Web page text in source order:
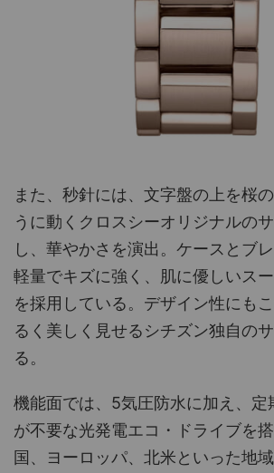
また、秒針には、文字盤の上を桜
うに動くクロスシーオリジナルの
し、華やかさを演出。ケースとブ
軽量でキズに強く、肌に優しいス
を採用している。デザイン性にも
るく美しく見せるシチズン独自の
る。
機能面では、5気圧防水に加え、定
が不要な光発電エコ・ドライブを
国、ヨーロッパ、北米といった地